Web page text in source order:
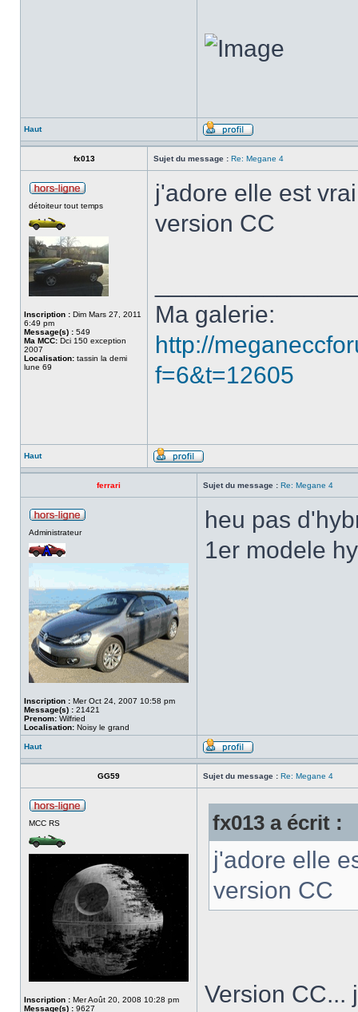
Haut
fx013 Sujet du message : Re: Megane 4
détoiteur tout temps
Inscription : Dim Mars 27, 2011
6:49 pm
Message(s) : 549
Ma MCC: Dci 150 exception
2007
Localisation: tassin la demi
lune 69
j'adore elle est
version CC
Ma galerie:
http://
f=6&t=12605
Haut
ferrari Sujet du message : Re: Megane 4
Administrateur
Inscription : Mer Oct 24, 2007 10:58 pm
Message(s) : 21421
Prenom: Wilfried
Localisation: Noisy le grand
heu pas
1er modele
Haut
GG59 Sujet du message : Re: Megane 4
MCC RS
Inscription : Mer Août 20, 2008 10:28 pm
Message(s) : 9627
fx013 a écrit :
j'adore elle
version CC
Version CC...